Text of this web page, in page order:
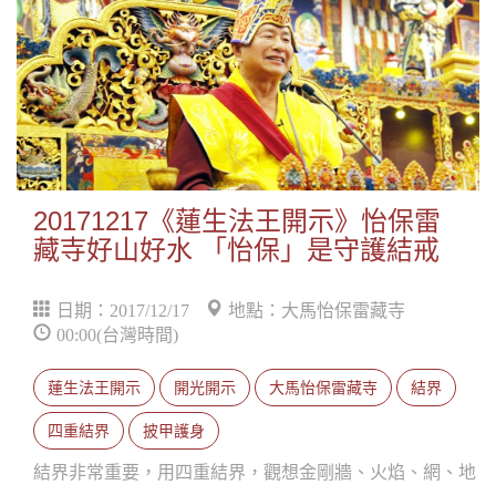
20171217《蓮生法王開示》怡保雷
藏寺好山好水 「怡保」是守護結戒
日期：2017/12/17
地點：大馬怡保雷藏寺
00:00(台灣時間)
蓮生法王開示 開光開示 大馬怡保雷藏寺 結界
四重結界 披甲護身
結界非常重要，用四重結界，觀想金剛牆、火焰、網、地